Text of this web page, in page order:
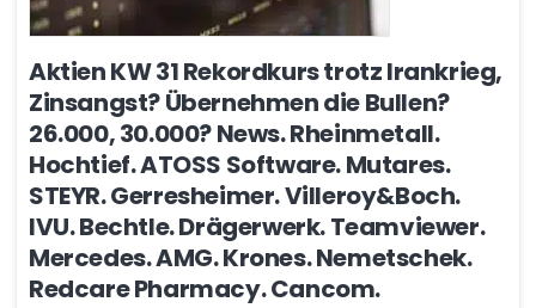
Aktien KW 31 Rekordkurs trotz Irankrieg,
Zinsangst? Übernehmen die Bullen?
26.000, 30.000? News. Rheinmetall.
Hochtief. ATOSS Software. Mutares.
STEYR. Gerresheimer. Villeroy&Boch.
IVU. Bechtle. Drägerwerk. Teamviewer.
Mercedes. AMG. Krones. Nemetschek.
Redcare Pharmacy. Cancom.